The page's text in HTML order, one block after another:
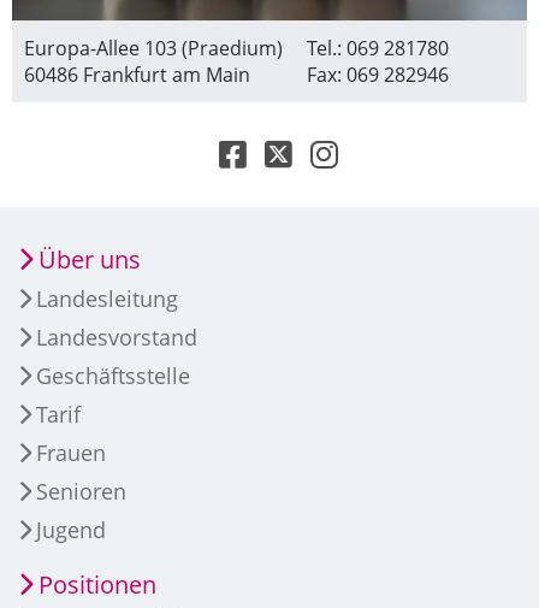
Europa-Allee 103 (Praedium)
60486 Frankfurt am Main
Tel.: 069 281780
Fax: 069 282946
Über uns
Landesleitung
Landesvorstand
Geschäftsstelle
Tarif
Frauen
Senioren
Jugend
Positionen